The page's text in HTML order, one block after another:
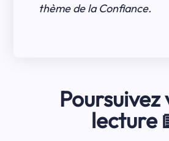
thème de la Confiance.
lecture